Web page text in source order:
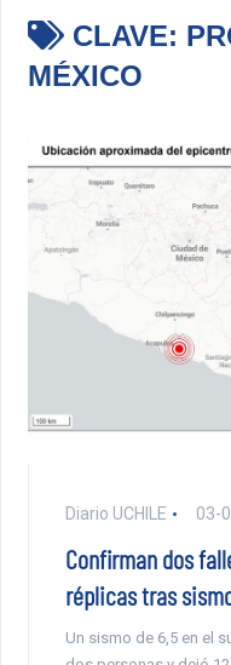
CLAVE:
MÉXICO
Diario UCHILE 03-
Confirman dos
réplicas tras
Un sismo de 6,5 en el